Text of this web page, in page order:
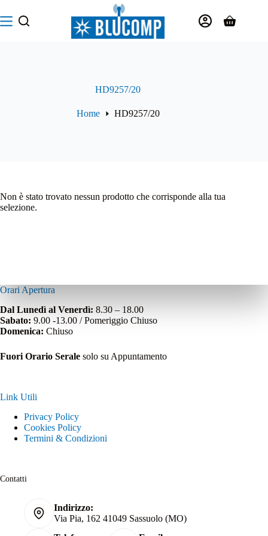
al
contenuto
Carrello
HD9257/20
Home HD9257/20
Non è stato trovato nessun prodotto che corrisponde alla tua
selezione.
Orari Apertura
Dal Lunedì al Venerdì: 8.30 – 18.00
Sabato: 9.00 -13.00 / Pomeriggio Chiuso
Domenica: Chiuso
Fuori Orario Serale solo su Appuntamento
Link Utili
Privacy Policy
Cookies Policy
Termini & Condizioni
Contatti
Indirizzo:
Via Pia, 162 41049 Sassuolo (MO)